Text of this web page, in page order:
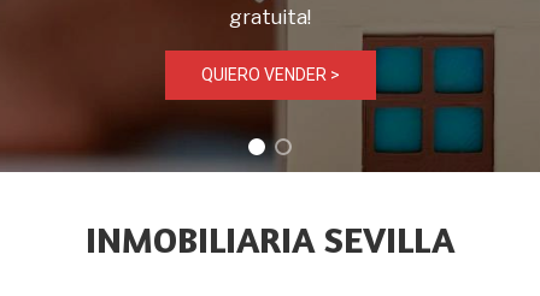
gratuita!
QUIERO VENDER >
INMOBILIARIA SEVILLA